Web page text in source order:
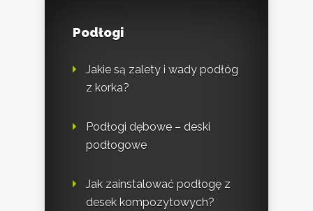
Podłogi
Jakie są zalety i wady podłóg
z korka?
Podłogi dębowe – deski
podłogowe
Jak zainstalować podłogę z
desek kompozytowych?